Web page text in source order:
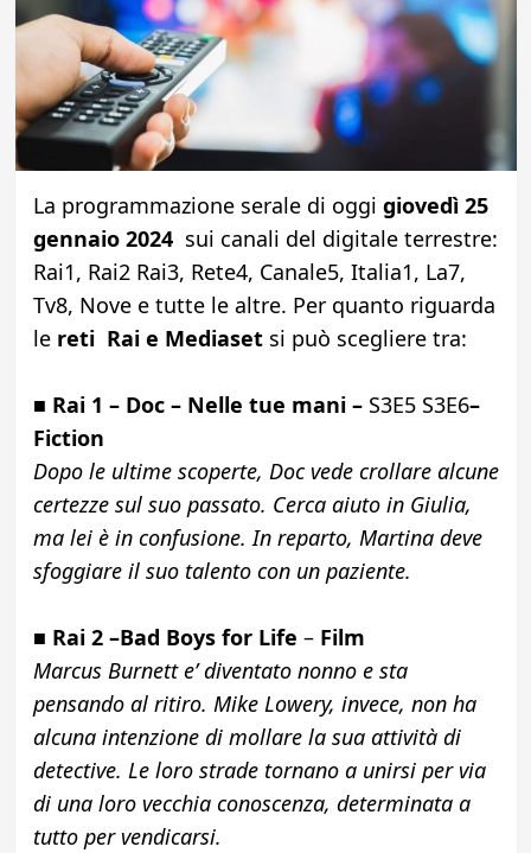
La programmazione serale di oggi giovedì 25
gennaio 2024 sui canali del digitale terrestre:
Rai1, Rai2 Rai3, Rete4, Canale5, Italia1, La7,
Tv8, Nove e tutte le altre. Per quanto riguarda
le reti Rai e Mediaset si può scegliere tra:
■ Rai 1 – Doc – Nelle tue mani – S3E5 S3E6–
Fiction
Dopo le ultime scoperte, Doc vede crollare alcune
certezze sul suo passato. Cerca aiuto in Giulia,
ma lei è in confusione. In reparto, Martina deve
sfoggiare il suo talento con un paziente.
■ Rai 2 –Bad Boys for Life – Film
Marcus Burnett e’ diventato nonno e sta
pensando al ritiro. Mike Lowery, invece, non ha
alcuna intenzione di mollare la sua attività di
detective. Le loro strade tornano a unirsi per via
di una loro vecchia conoscenza, determinata a
tutto per vendicarsi.